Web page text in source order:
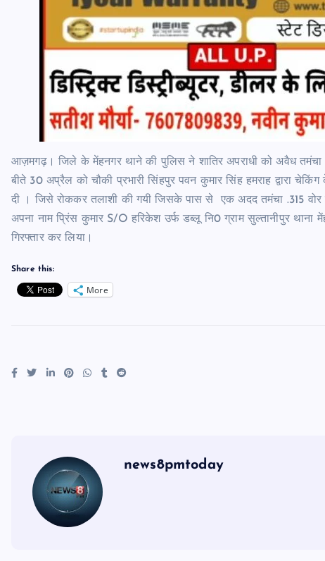
आज़मगढ़। जिले के मेंहनगर थाने की पुलिस ने शातिर अपराधी को अवैध तमंचा
बीते 30 अप्रैल को चौकी प्रभारी सिंहपुर पवन कुमार सिंह हमराह द्वारा
दी । जिसे रोककर तलाशी की गयी जिसके पास से एक अदद तमंचा .315
अपना नाम प्रिंस कुमार S/O हरिकेश उर्फ डब्लू नि0 ग्राम सुल्तानीपुर
गिरफ्तार कर लिया।
Share this:
More
news8pmtoday